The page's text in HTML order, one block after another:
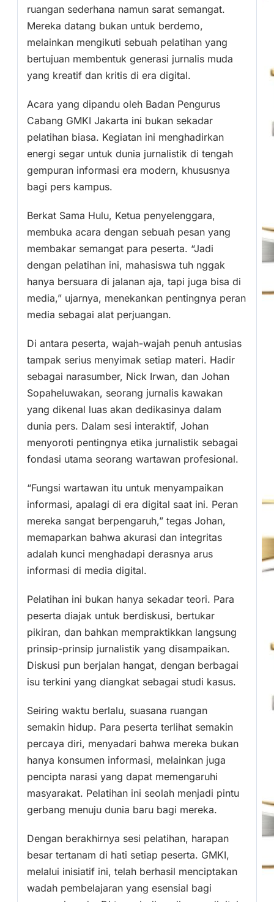
ruangan sederhana namun sarat semangat.
Mereka datang bukan untuk berdemo,
melainkan mengikuti sebuah pelatihan yang
bertujuan membentuk generasi jurnalis muda
yang kreatif dan kritis di era digital.
Acara yang dipandu oleh Badan Pengurus
Cabang GMKI Jakarta ini bukan sekadar
pelatihan biasa. Kegiatan ini menghadirkan
energi segar untuk dunia jurnalistik di tengah
gempuran informasi era modern, khususnya
bagi pers kampus.
Berkat Sama Hulu, Ketua penyelenggara,
membuka acara dengan sebuah pesan yang
membakar semangat para peserta. “Jadi
dengan pelatihan ini, mahasiswa tuh nggak
hanya bersuara di jalanan aja, tapi juga bisa di
media,” ujarnya, menekankan pentingnya peran
media sebagai alat perjuangan.
Di antara peserta, wajah-wajah penuh antusias
tampak serius menyimak setiap materi. Hadir
sebagai narasumber, Nick Irwan, dan Johan
Sopaheluwakan, seorang jurnalis kawakan
yang dikenal luas akan dedikasinya dalam
dunia pers. Dalam sesi interaktif, Johan
menyoroti pentingnya etika jurnalistik sebagai
fondasi utama seorang wartawan profesional.
“Fungsi wartawan itu untuk menyampaikan
informasi, apalagi di era digital saat ini. Peran
mereka sangat berpengaruh,” tegas Johan,
memaparkan bahwa akurasi dan integritas
adalah kunci menghadapi derasnya arus
informasi di media digital.
Pelatihan ini bukan hanya sekadar teori. Para
peserta diajak untuk berdiskusi, bertukar
pikiran, dan bahkan mempraktikkan langsung
prinsip-prinsip jurnalistik yang disampaikan.
Diskusi pun berjalan hangat, dengan berbagai
isu terkini yang diangkat sebagai studi kasus.
Seiring waktu berlalu, suasana ruangan
semakin hidup. Para peserta terlihat semakin
percaya diri, menyadari bahwa mereka bukan
hanya konsumen informasi, melainkan juga
pencipta narasi yang dapat memengaruhi
masyarakat. Pelatihan ini seolah menjadi pintu
gerbang menuju dunia baru bagi mereka.
Dengan berakhirnya sesi pelatihan, harapan
besar tertanam di hati setiap peserta. GMKI,
melalui inisiatif ini, telah berhasil menciptakan
wadah pembelajaran yang esensial bagi